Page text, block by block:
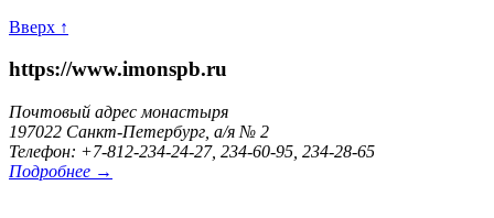
Вверх ↑
https://www.imonspb.ru
Почтовый адрес монастыря
197022 Санкт-Петербург, а/я № 2
Телефон: +7-812-234-24-27, 234-60-95, 234-28-65
Подробнее →